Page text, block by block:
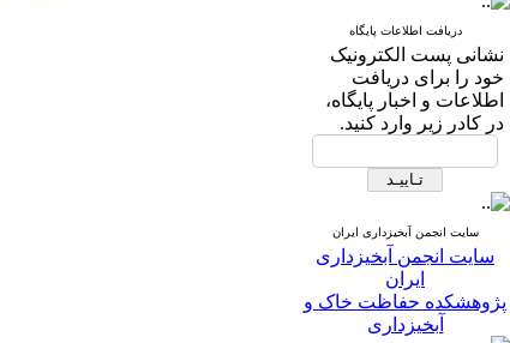
دریافت اطلاعات پایگاه
نشانی پست الکترونیک
خود را برای دریافت
اطلاعات و اخبار پایگاه،
در کادر زیر وارد کنید.
سایت انجمن آبخیزداری ایران
سایت انجمن آبخیزداری
ایران
پژوهشکده حفاظت خاک و
آبخیزداری